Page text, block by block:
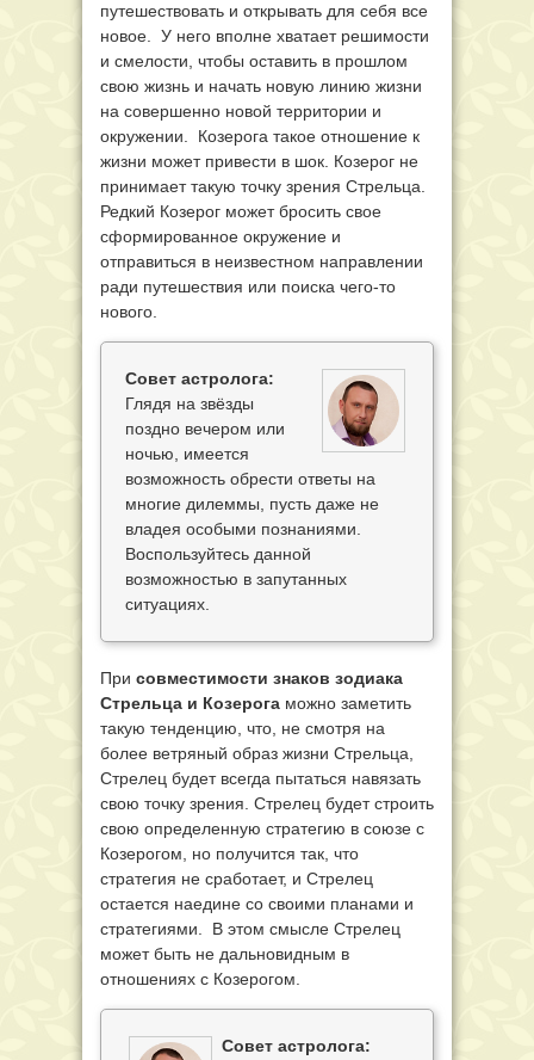
путешествовать и открывать для себя все
новое. У него вполне хватает решимости
и смелости, чтобы оставить в прошлом
свою жизнь и начать новую линию жизни
на совершенно новой территории и
окружении. Козерога такое отношение к
жизни может привести в шок. Козерог не
принимает такую точку зрения Стрельца.
Редкий Козерог может бросить свое
сформированное окружение и
отправиться в неизвестном направлении
ради путешествия или поиска чего-то
нового.
Совет астролога:
Глядя на звёзды
поздно вечером или
ночью, имеется
возможность обрести ответы на
многие дилеммы, пусть даже не
владея особыми познаниями.
Воспользуйтесь данной
возможностью в запутанных
ситуациях.
При совместимости знаков зодиака
Стрельца и Козерога можно заметить
такую тенденцию, что, не смотря на
более ветряный образ жизни Стрельца,
Стрелец будет всегда пытаться навязать
свою точку зрения. Стрелец будет строить
свою определенную стратегию в союзе с
Козерогом, но получится так, что
стратегия не сработает, и Стрелец
остается наедине со своими планами и
стратегиями. В этом смысле Стрелец
может быть не дальновидным в
отношениях с Козерогом.
Совет астролога: